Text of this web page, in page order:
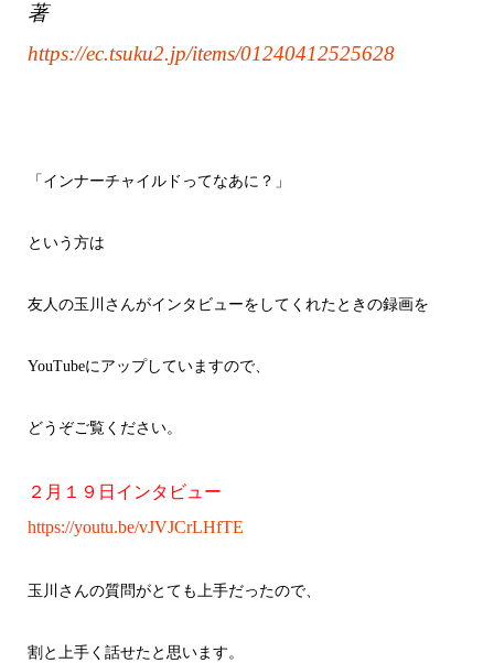
著
https://ec.tsuku2.jp/items/01240412525628
「インナーチャイルドってなあに？」
という方は
友人の玉川さんがインタビューをしてくれたときの録画を
YouTubeにアップしていますので、
どうぞご覧ください。
２月１９日インタビュー
https://youtu.be/vJVJCrLHfTE
玉川さんの質問がとても上手だったので、
割と上手く話せたと思います。